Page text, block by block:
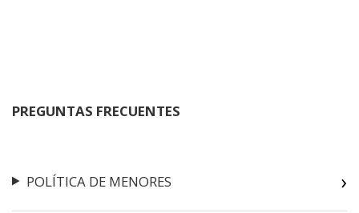
PREGUNTAS FRECUENTES
POLÍTICA DE MENORES